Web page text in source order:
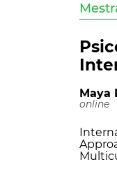
Maya
online